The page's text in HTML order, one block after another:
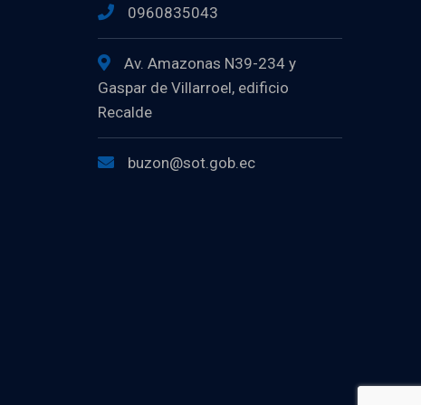
0960835043
Av. Amazonas N39-234 y
Gaspar de Villarroel, edificio
Recalde
buzon@sot.gob.ec